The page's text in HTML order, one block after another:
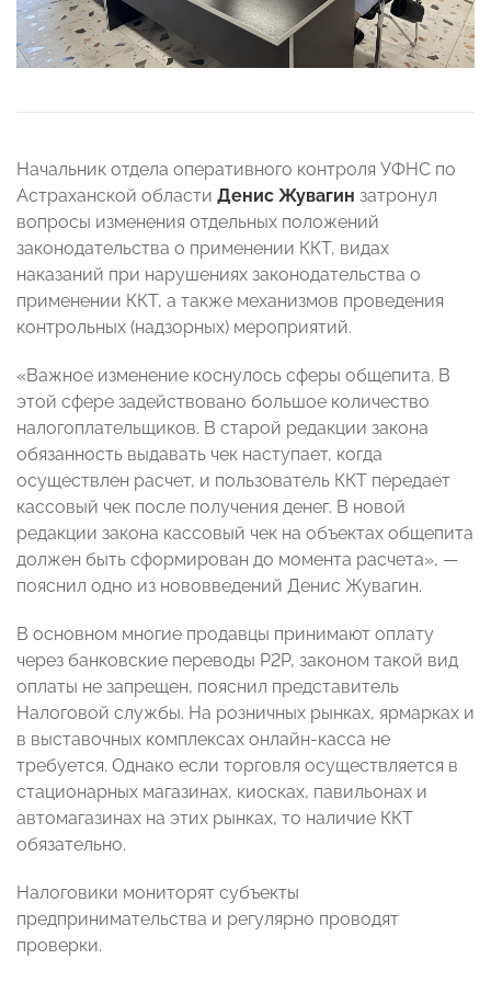
Начальник отдела оперативного контроля УФНС по
Астраханской области Денис Жувагин затронул
вопросы изменения отдельных положений
законодательства о применении ККТ, видах
наказаний при нарушениях законодательства о
применении ККТ, а также механизмов проведения
контрольных (надзорных) мероприятий.
«Важное изменение коснулось сферы общепита. В
этой сфере задействовано большое количество
налогоплательщиков. В старой редакции закона
обязанность выдавать чек наступает, когда
осуществлен расчет, и пользователь ККТ передает
кассовый чек после получения денег. В новой
редакции закона кассовый чек на объектах общепита
должен быть сформирован до момента расчета», —
пояснил одно из нововведений Денис Жувагин.
В основном многие продавцы принимают оплату
через банковские переводы P2P, законом такой вид
оплаты не запрещен, пояснил представитель
Налоговой службы. На розничных рынках, ярмарках и
в выставочных комплексах онлайн-касса не
требуется. Однако если торговля осуществляется в
стационарных магазинах, киосках, павильонах и
автомагазинах на этих рынках, то наличие ККТ
обязательно.
Налоговики мониторят субъекты
предпринимательства и регулярно проводят
проверки.